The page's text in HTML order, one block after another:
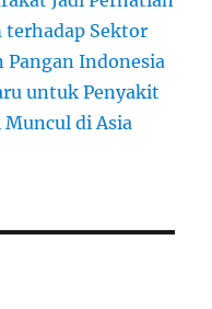
terhadap Sektor
Pangan Indonesia
untuk Penyakit
di Asia